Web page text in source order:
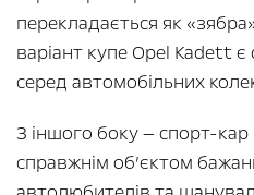
перекладається як
варіант купе Opel Kadett
серед автомобільних
З іншого боку — спорт-
справжнім об’єктом